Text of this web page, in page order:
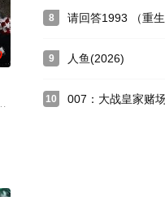
“小杂种”。在一
爱情，离开了故乡来到通海市，
逮捕的罪犯兰小军，在周密
持作战的东江纵队组建了一支城
8 请回答1993 （重
9 人鱼(2026)
10 007：大战皇家赌